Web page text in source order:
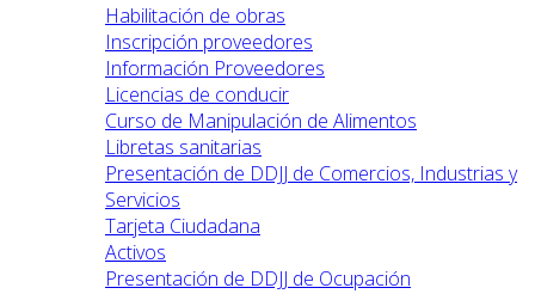
Habilitación de obras
Inscripción proveedores
Información Proveedores
Licencias de conducir
Curso de Manipulación de Alimentos
Libretas sanitarias
Presentación de DDJJ de Comercios, Industrias y
Servicios
Tarjeta Ciudadana
Activos
Presentación de DDJJ de Ocupación